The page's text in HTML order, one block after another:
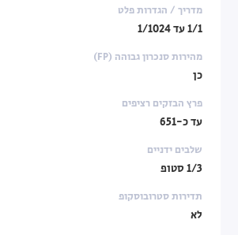
מדריך / הגדרות פלט
1/1 עד 1/1024
מהירות סנכרון גבוהה (FP)
כן
פרץ הבזקים רציפים
עד כ-651
שלבים ידניים
1/3 סטופ
תדירות סטרובוסקופ
לא